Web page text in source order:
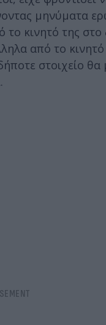
μηνύματα
το κινητό της στο
από το
στοιχείο